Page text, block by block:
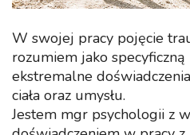
W swojej pracy pojęcie
rozumiem jako
ekstremalne
ciała oraz umysłu.
Jestem mgr psychologii z